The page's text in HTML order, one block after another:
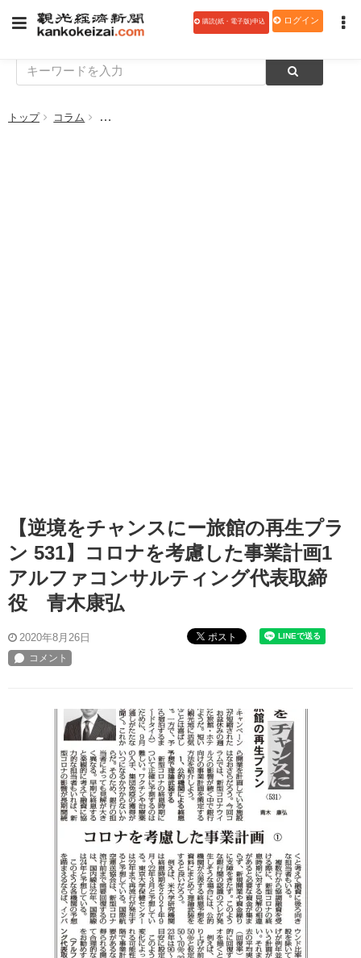
購読(紙・電子版)申込 ログイン
トップ コラム 【逆境をチャンスにー旅館の再生プラン 531】コロ
【逆境をチャンスにー旅館の再生プラ
ン 531】コロナを考慮した事業計画1
アルファコンサルティング代表取締
役 青木康弘
2020年8月26日 ポスト